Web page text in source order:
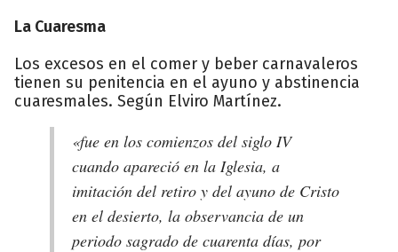
La Cuaresma
Los excesos en el comer y beber carnavaleros
tienen su penitencia en el ayuno y abstinencia
cuaresmales. Según Elviro Martínez.
«fue en los comienzos del siglo IV
cuando apareció en la Iglesia, a
imitación del retiro y del ayuno de Cristo
en el desierto, la observancia de un
periodo sagrado de cuarenta días, por